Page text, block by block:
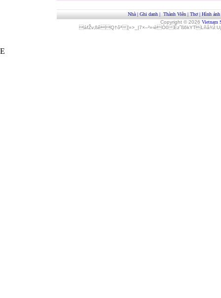
Nhà | Ghi danh | Thành Viên | Thơ| Hình ảnh
Copyright © 2026 Vietnam
áfŽv‚ßêQ†ôª[»>_|7×–²»‹èÓ0
E